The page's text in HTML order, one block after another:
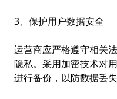
3、保护用户数据安全
运营商应严格遵守相关
隐私。采用加密技术对
进行备份，以防数据丢失